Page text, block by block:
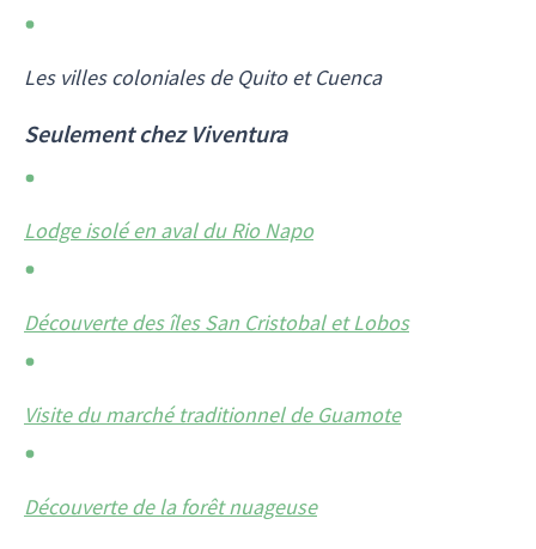
Les villes coloniales de Quito et Cuenca
Seulement chez Viventura
Lodge isolé en aval du Rio Napo
Découverte des îles San Cristobal et Lobos
Visite du marché traditionnel de Guamote
Découverte de la forêt nuageuse